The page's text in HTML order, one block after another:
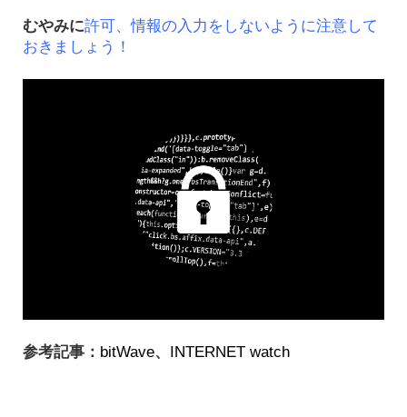
むやみに許可、情報の入力をしないように注意して
おきましょう！
参考記事： bitWave、 INTERNET watch